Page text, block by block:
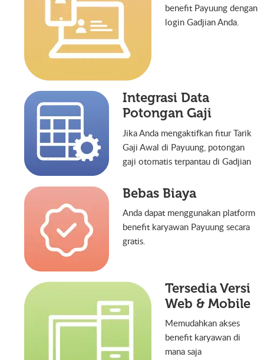
benefit Payuung dengan
login Gadjian Anda.
Integrasi Data
Potongan Gaji
Jika Anda mengaktifkan fitur Tarik
Gaji Awal di Payuung, potongan
gaji otomatis terpantau di Gadjian
Bebas Biaya
Anda dapat menggunakan platform
benefit karyawan Payuung secara
gratis.
Tersedia Versi
Web & Mobile
Memudahkan akses
benefit karyawan di
mana saja